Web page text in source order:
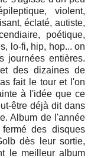
violent,
éclaté, autiste,
poétique,
lo-fi, hip, hop... on
journées entières.
des dizaines de
fait le tour et l'on
à l'idée que ce
être déjà dit dans
Album de l'année
des disques
dès leur sortie,
le meilleur album